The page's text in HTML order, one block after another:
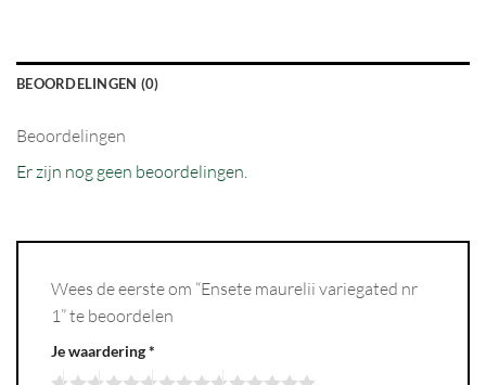
BEOORDELINGEN (0)
Beoordelingen
Er zijn nog geen beoordelingen.
Wees de eerste om “Ensete maurelii variegated nr
1” te beoordelen
Je waardering*